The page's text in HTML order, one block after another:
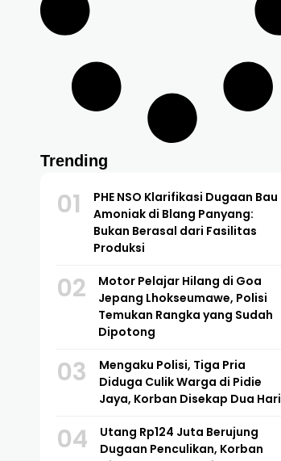
Trending
01
PHE NSO Klarifikasi Dugaan Bau
Amoniak di Blang Panyang:
Bukan Berasal dari Fasilitas
Produksi
02
Motor Pelajar Hilang di Goa
Jepang Lhokseumawe, Polisi
Temukan Rangka yang Sudah
Dipotong
03
Mengaku Polisi, Tiga Pria
Diduga Culik Warga di Pidie
Jaya, Korban Disekap Dua Hari
04
Utang Rp124 Juta Berujung
Dugaan Penculikan, Korban